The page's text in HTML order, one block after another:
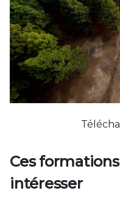
Ces
intéresser